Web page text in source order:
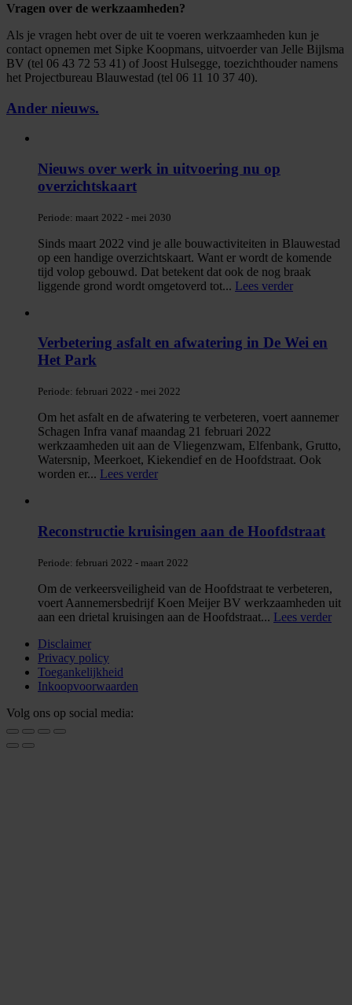
Vragen over de werkzaamheden?
Als je vragen hebt over de uit te voeren werkzaamheden kun je
contact opnemen met Sipke Koopmans, uitvoerder van Jelle Bijlsma
BV (tel 06 43 72 53 41) of Joost Hulsegge, toezichthouder namens
het Projectbureau Blauwestad (tel 06 11 10 37 40).
Ander nieuws.
Nieuws over werk in uitvoering nu op
overzichtskaart
Periode: maart 2022 - mei 2030
Sinds maart 2022 vind je alle bouwactiviteiten in Blauwestad
op een handige overzichtskaart. Want er wordt de komende
tijd volop gebouwd. Dat betekent dat ook de nog braak
liggende grond wordt omgetoverd tot... Lees verder
Verbetering asfalt en afwatering in De Wei en
Het Park
Periode: februari 2022 - mei 2022
Om het asfalt en de afwatering te verbeteren, voert aannemer
Schagen Infra vanaf maandag 21 februari 2022
werkzaamheden uit aan de Vliegenzwam, Elfenbank, Grutto,
Watersnip, Meerkoet, Kiekendief en de Hoofdstraat. Ook
worden er... Lees verder
Reconstructie kruisingen aan de Hoofdstraat
Periode: februari 2022 - maart 2022
Om de verkeersveiligheid van de Hoofdstraat te verbeteren,
voert Aannemersbedrijf Koen Meijer BV werkzaamheden uit
aan een drietal kruisingen aan de Hoofdstraat... Lees verder
Disclaimer
Privacy policy
Toegankelijkheid
Inkoopvoorwaarden
Volg ons op social media: